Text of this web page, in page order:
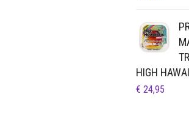
HIGH
€ 24,95